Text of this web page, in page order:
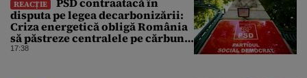
REACȚIE
disputa pe legea decarbonizării:
Criza energetică obligă România
să păstreze centralele pe cărbune.
Bolojan, acuzat de duplicitate
17:38